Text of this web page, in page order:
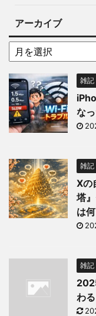
アーカイブ
雑記
な
雑記
Xの
塔
は
雑記
わる